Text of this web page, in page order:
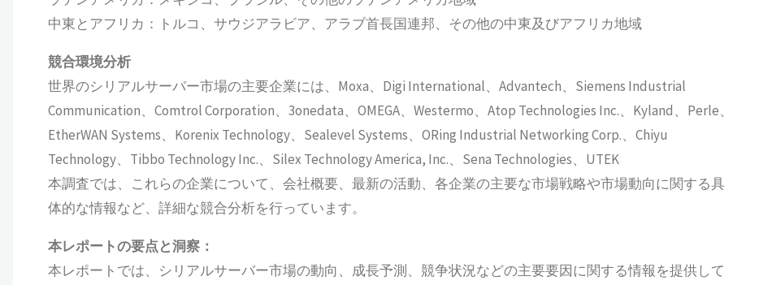
中東とアフリカ：トルコ、サウジアラビア、アラブ首長国連邦、その他の中東及びアフリカ地域
競合環境分析
世界のシリアルサーバー市場の主要企業には、Moxa、Digi International、Advantech、Siemens Industrial
Communication、Comtrol Corporation、3onedata、OMEGA、Westermo、Atop Technologies Inc.、Kyland、Perle、
EtherWAN Systems、Korenix Technology、Sealevel Systems、ORing Industrial Networking Corp.、Chiyu
Technology、Tibbo Technology Inc.、Silex Technology America, Inc.、Sena Technologies、UTEK
本調査では、これらの企業について、会社概要、最新の活動、各企業の主要な市場戦略や市場動向に関する具
体的な情報など、詳細な競合分析を行っています。
本レポートの要点と洞察：
本レポートでは、シリアルサーバー市場の動向、成長予測、競争状況などの主要要因に関する情報を提供して